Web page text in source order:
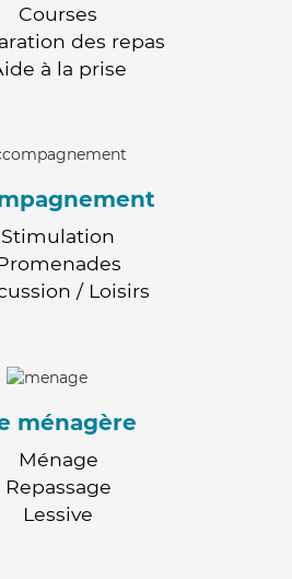
Courses
des repas
à la prise
Stimulation
/ Loisirs
ménagère
Ménage
Repassage
Lessive